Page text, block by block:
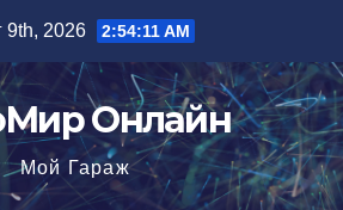
9th, 2026 2:54:12 AM
Онлайн
Мой Гараж